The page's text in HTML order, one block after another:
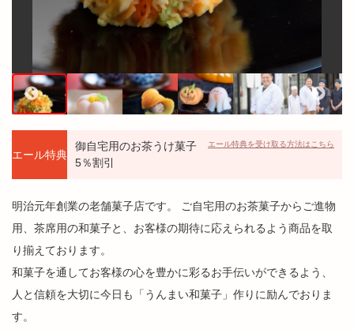
エール特典
御自宅用のお茶うけ菓子
5％割引
エール特典を受け取る方法はこちら
明治元年創業の老舗菓子店です。 ご自宅用のお茶菓子からご進物
用、茶席用の和菓子と、お客様の期待に応えられるよう商品を取
り揃えております。
和菓子を通してお客様の心を豊かに彩るお手伝いができるよう、
人と信頼を大切に今日も「うんまい和菓子」作りに励んでおりま
す。